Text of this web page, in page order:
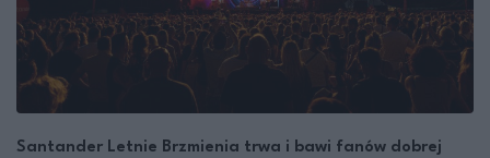
Santander Letnie Brzmienia trwa i bawi fanów dobrej